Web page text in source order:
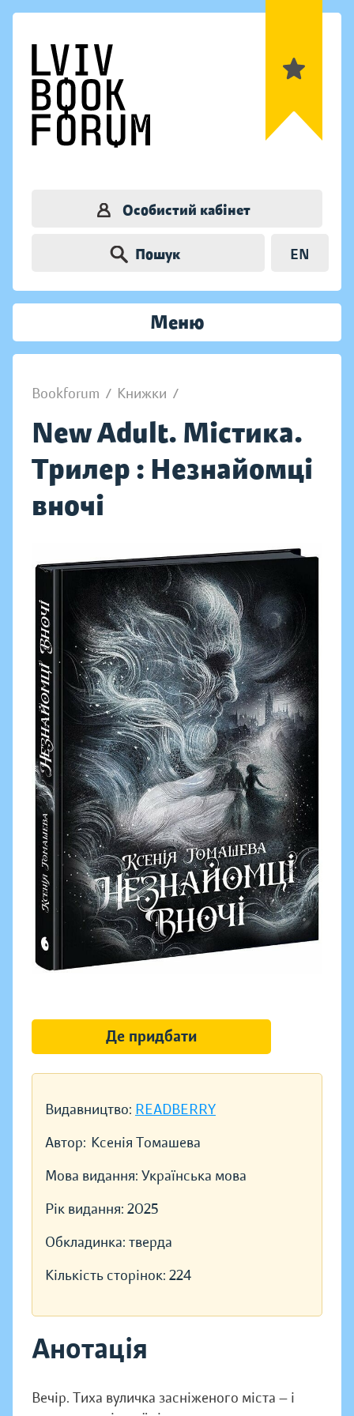
Особистий кабінет
Пошук EN
Меню
Bookforum / Книжки /
New Adult. Містика.
Трилер : Незнайомці
вночі
Видавництво: READBERRY
Автор: Ксенія Томашева
Мова видання: Українська мова
Рік видання: 2025
Обкладинка: тверда
Кількість сторінок: 224
Анотація
Вечір. Тиха вуличка засніженого міста — і
Де придбати